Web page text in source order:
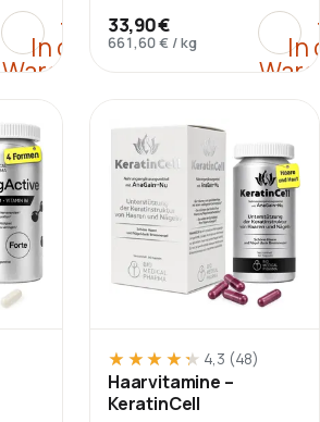
+
In den
Warenkorb
:Flüssiges Curcumin +
33,90 €
661,60 € /kg In
:
★★★★★
★★★★★ 4,3 (48)
Haarvitamine –
KeratinCell